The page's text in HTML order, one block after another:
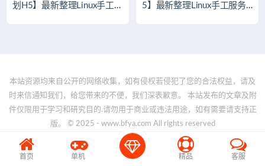
划H5】最新整理Linux手工服
5】最新整理Linux手工服务
本站资源均来自公开的网络收集，如有侵权若侵犯了您的合法权益，请及
时来信通知我们，给您带来的不便，我们深表歉意。 本站发布的文章及附
件仅限用于学习和研究目的.请勿用于商业或违法用途，如有需要请支持正
版。 © 2025 - www.bfya.com All rights reserved
首页 单机 精品 客服